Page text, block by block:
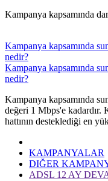
Kampanya kapsamında
Kampanya kapsamında
nedir?
Kampanya kapsamında
nedir?
​Kampanya kapsamında
değeri 1 Mbps'e kadardır.
hattının desteklediği en
KAMPANYALAR
DIĞER
ADSL 12 AY